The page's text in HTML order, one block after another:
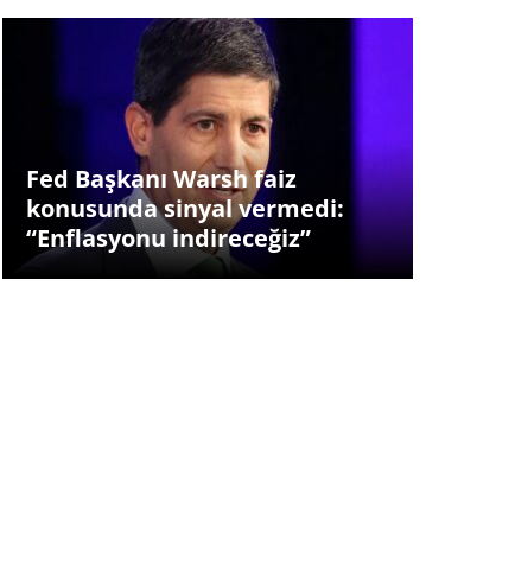
Fed Başkanı Warsh faiz
konusunda sinyal vermedi:
“Enflasyonu indireceğiz”